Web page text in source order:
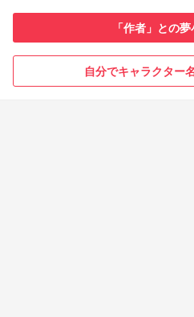
「作者」との
自分でキャラクター